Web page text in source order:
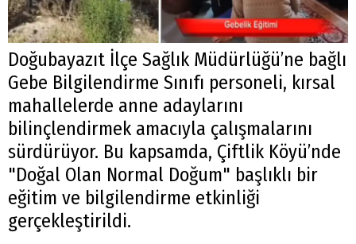
Doğubayazıt İlçe Sağlık Müdürlüğü’ne bağlı
Gebe Bilgilendirme Sınıfı personeli, kırsal
mahallelerde anne adaylarını
bilinçlendirmek amacıyla çalışmalarını
sürdürüyor. Bu kapsamda, Çiftlik Köyü’nde
"Doğal Olan Normal Doğum" başlıklı bir
eğitim ve bilgilendirme etkinliği
gerçekleştirildi.